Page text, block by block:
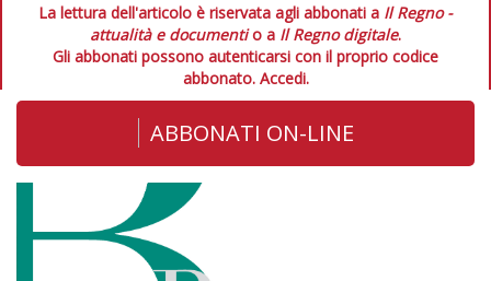
La lettura dell'articolo è riservata agli abbonati a Il Regno -
attualità e documentio a Il Regno digitale.
Gli abbonati possono autenticarsi con il proprio codice
abbonato. Accedi.
ABBONATI ON-LINE